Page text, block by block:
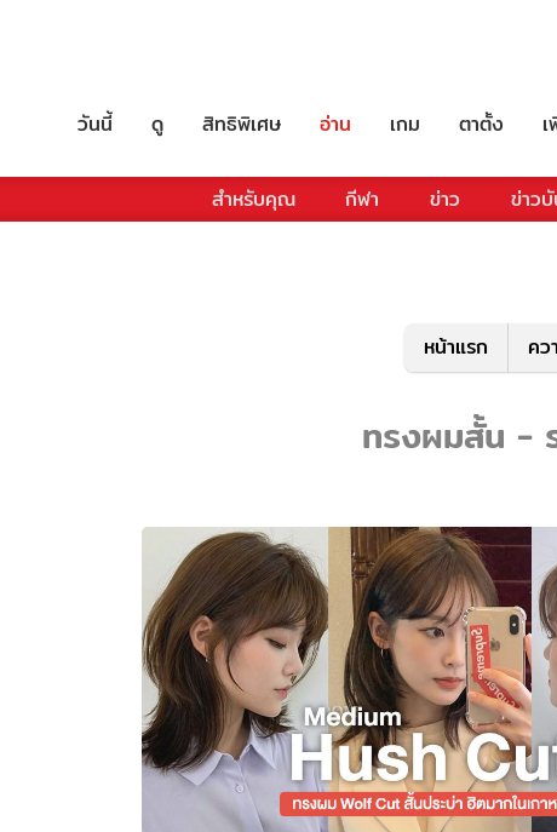
วันนี้ ดู สิทธิพิเศษ อ่าน เกม ตาตั้ง
สำหรับคุณ กีฬา ข่าว ข่าว
หน้าแรก คว
ทรงผมสั้น -